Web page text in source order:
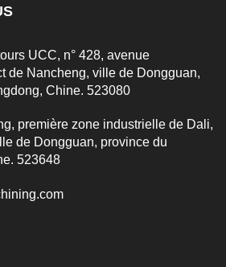
UCC, n° 428, avenue
de Nancheng, ville de Dongguan,
Chine. 523080
première zone industrielle de Dali,
de Dongguan, province du
523648